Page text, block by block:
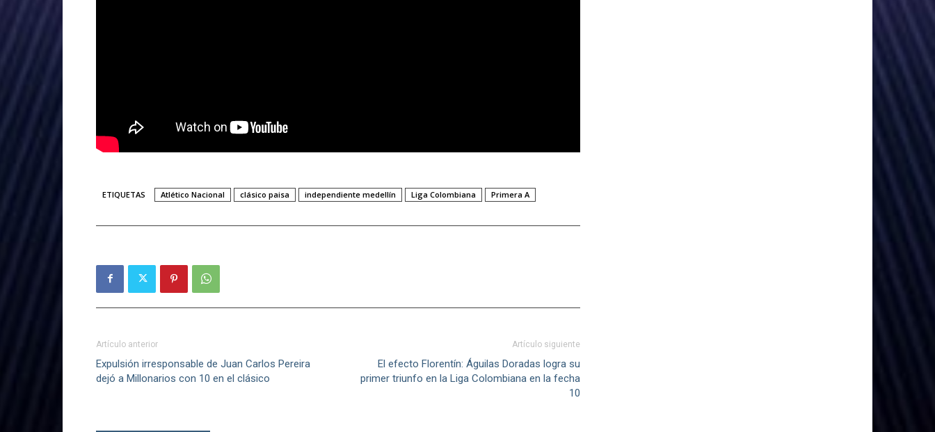
ETIQUETAS Atlético Nacional clásico paisa independiente medellín Liga Colombiana Primera A
Artículo anterior
Expulsión irresponsable de Juan Carlos Pereira
dejó a Millonarios con 10 en el clásico
Artículo siguiente
El efecto Florentín: Águilas Doradas logra su
primer triunfo en la Liga Colombiana en la fecha
10